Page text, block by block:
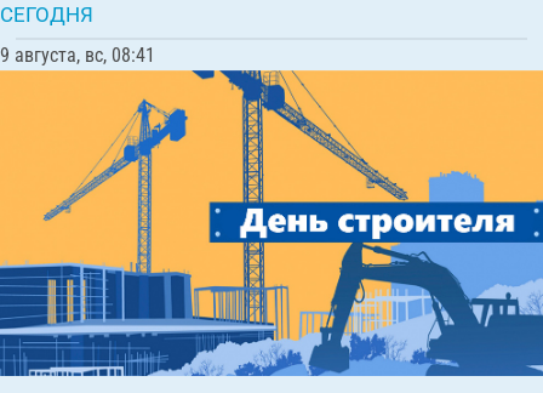
СЕГОДНЯ
9 августа, вс, 08:41